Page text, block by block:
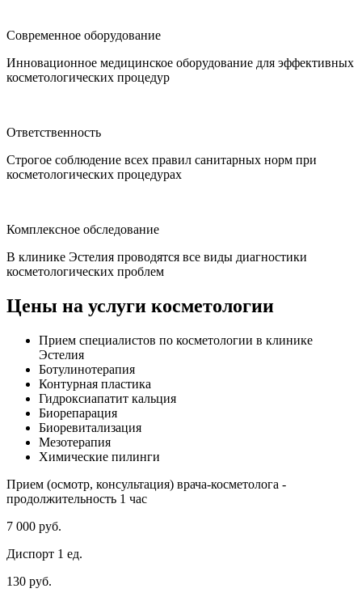
Современное оборудование
Инновационное медицинское оборудование для эффективных
косметологических процедур
Ответственность
Строгое соблюдение всех правил санитарных норм при
косметологических процедурах
Комплексное обследование
В клинике Эстелия проводятся все виды диагностики
косметологических проблем
Цены на услуги косметологии
Прием специалистов по косметологии в клинике
Эстелия
Ботулинотерапия
Контурная пластика
Гидроксиапатит кальция
Биорепарация
Биоревитализация
Мезотерапия
Химические пилинги
Прием (осмотр, консультация) врача-косметолога -
продолжительность 1 час
7 000 руб.
Диспорт 1 ед.
130 руб.